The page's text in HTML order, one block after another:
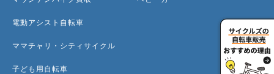
電動アシスト自転車
ママチャリ・シティサイクル
子ども用自転車